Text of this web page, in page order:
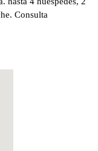
Consulta